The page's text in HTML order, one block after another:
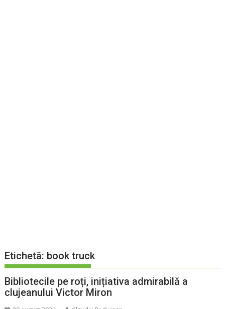
Etichetă: book truck
Bibliotecile pe roți, inițiativa admirabilă a
clujeanului Victor Miron